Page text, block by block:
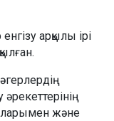
арқылы ірі
және